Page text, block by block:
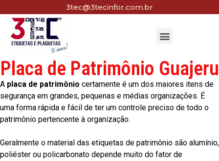
3tec@3tecinfor.com.br
Placa de Patrimônio Guajeru
A placa de patrimônio certamente é um dos maiores itens de
segurança em grandes, pequenas e médias organizações. É
uma forma rápida e fácil de ter um controle preciso de todo o
patrimônio pertencente à organização.
Geralmente o material das etiquetas de patrimônio são alumínio,
poliéster ou policarbonato depende muito do fator de